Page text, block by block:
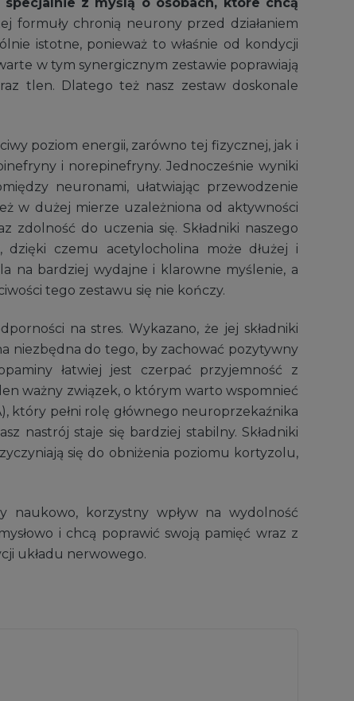
formuły chronią neurony przed działaniem
istotne, ponieważ to właśnie od kondycji
w tym synergicznym zestawie poprawiają
tlen. Dlatego też nasz zestaw doskonale
poziom energii, zarówno tej fizycznej, jak i
i norepinefryny. Jednocześnie wyniki
neuronami, ułatwiając przewodzenie
w dużej mierze uzależniona od aktywności
zdolność do uczenia się. Składniki naszego
czemu acetylocholina może dłużej i
na bardziej wydajne i klarowne myślenie, a
tego zestawu się nie kończy.
na stres. Wykazano, że jej składniki
niezbędna do tego, by zachować pozytywny
łatwiej jest czerpać przyjemność z
ważny związek, o którym warto wspomnieć
który pełni rolę głównego neuroprzekaźnika
nastrój staje się bardziej stabilny. Składniki
się do obniżenia poziomu kortyzolu,
naukowo, korzystny wpływ na wydolność
i chcą poprawić swoją pamięć wraz z
układu nerwowego.